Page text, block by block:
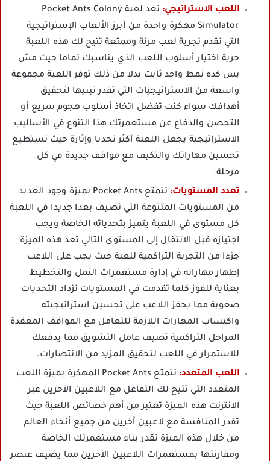
اللعب الاستراتيجي:
تعد لعبة Pocket Ants Colony
Simulator مهكرة واحدة من أبرز الألعاب الإستراتيجية
التي تقدم تجربة لعب مرنة وممتعة تتيح لك هذه اللعبة
حرية اختيار أسلوب اللعب الذي يناسبك تماما حيث مش
بس كده نمط واحد ثابت بدلا من ذلك توفر اللعبة مجموعة
واسعة من الاستراتيجيات التي تقدر تبنيها لتحقيق
أهدافك سواء كنت تفضل اتخاذ أسلوب هجوم سريع أو
التحصن والدفاع عن مستعمرتك هذا التنوع في الأساليب
الاستراتيجية يجعل اللعبة أكثر تحديا وإثارة حيث تستطيع
تحسين مهاراتك والتكيف مع مواقف جديدة في كل
مرحلة.
تعدد المستويات:
تتمتع Pocket Ants بميزة وجود العديد
من المستويات المتنوعة التي تضيف بعدا جديدا في اللعبة
كل مستوى في اللعبة يتميز بتحدياته الخاصة ويجب
اجتيازه قبل الانتقال إلى المستوى التالي تعد هذه الميزة
جزءا من التجربة التراكمية للعبة حيث يجب على اللاعب
إظهار مهاراته في إدارة مستعمرات النمل والتخطيط
بعناية للفوز كلما تقدمت في المستويات تزداد التحديات
صعوبة مما يحفز اللاعب على تحسين استراتيجيته
واكتساب المهارات اللازمة للتعامل مع المواقف المعقدة
المراحل التراكمية تضيف عامل التشويق مما يدفعك
للاستمرار في اللعب لتحقيق المزيد من الانتصارات.
اللعب المتعدد:
تتمتع Pocket Ants المهكرة بميزة اللعب
المتعدد التي تتيح لك التفاعل مع اللاعبين الآخرين عبر
الإنترنت هذه الميزة تعتبر من أهم خصائص اللعبة حيث
تقدر المنافسة مع لاعبين آخرين من جميع أنحاء العالم
من خلال هذه الميزة تقدر بناء مستعمرتك الخاصة
ومقارنتها بمستعمرات اللاعبين الآخرين مما يضيف عنصر